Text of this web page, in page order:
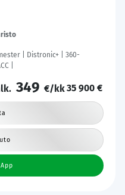
| Distronic+ | 360-
|
349 €/kk35 900 €